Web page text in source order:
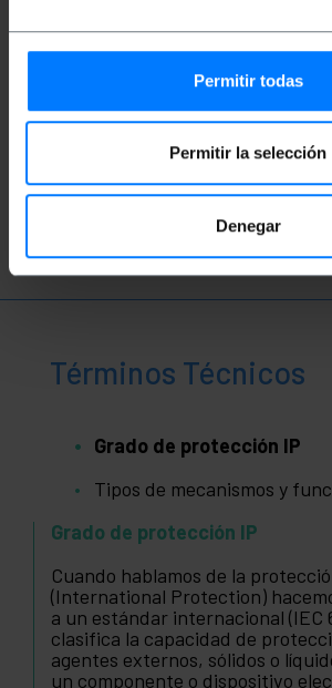
Permitir todas
Permitir la selección
Denegar
Vídeos
Ver video
Términos Técnicos
Grado de protección IP
Tipos de mecanismos y
Grado de protección IP
Cuando hablamos de la
(International Protection)
a un estándar internacional (IEC
clasifica la capacidad de
agentes externos, sólidos o
un componente o dispositivo